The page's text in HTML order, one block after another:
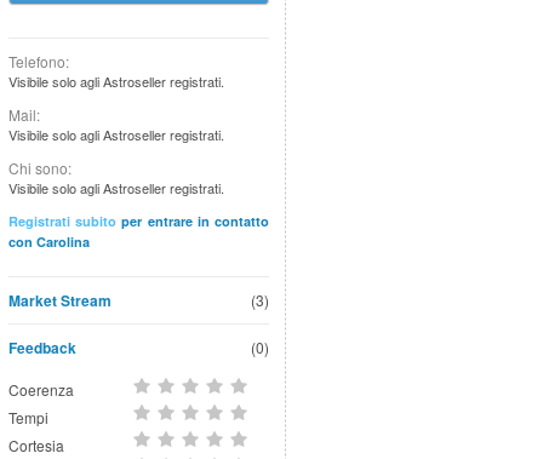
Telefono:
Visibile solo agli Astroseller registrati.
Mail:
Visibile solo agli Astroseller registrati.
Chi sono:
Visibile solo agli Astroseller registrati.
Registrati subito per entrare in contatto
con Carolina
(3)
Market Stream
Feedback (0)
Coerenza
Tempi
Cortesia